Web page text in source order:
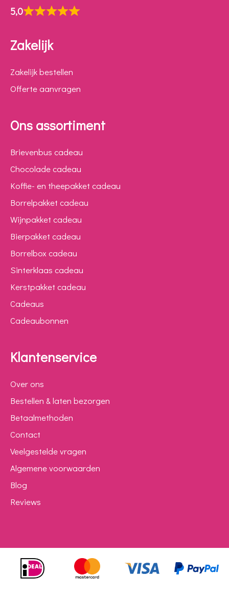
5,0
Zakelijk
Zakelijk bestellen
Offerte aanvragen
Ons assortiment
Brievenbus cadeau
Chocolade cadeau
Koffie- en theepakket cadeau
Borrelpakket cadeau
Wijnpakket cadeau
Bierpakket cadeau
Borrelbox cadeau
Sinterklaas cadeau
Kerstpakket cadeau
Cadeaus
Cadeaubonnen
Klantenservice
Over ons
Bestellen & laten bezorgen
Betaalmethoden
Contact
Veelgestelde vragen
Algemene voorwaarden
Blog
Reviews